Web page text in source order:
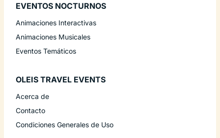
EVENTOS NOCTURNOS
Animaciones Interactivas
Animaciones Musicales
Eventos Temáticos
OLEIS TRAVEL EVENTS
Acerca de
Contacto
Condiciones Generales de Uso